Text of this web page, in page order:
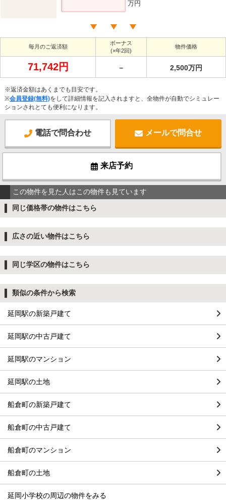
万円
毎月のご返済額
ボーナス
(×年2回)
物件価格
71,742円 － 2,500万円
※返済金額はあくまでも目安です。
※会員登録(無料)をして詳細情報を記入されますと、全物件が自動でシミュレー
ションされとても便利になります。
電話で問合わせ メールで問合せ
来店予約
この物件を見た人はこの物件も見ています
同じ価格帯の物件はこちら
広さの近い物件はこちら
同じ学区の物件はこちら
類似の条件から検索
延岡駅の新築戸建て
延岡駅の中古戸建て
延岡駅のマンション
延岡駅の土地
船倉町の新築戸建て
船倉町の中古戸建て
船倉町のマンション
船倉町の土地
延岡小学校の周辺の物件をみる